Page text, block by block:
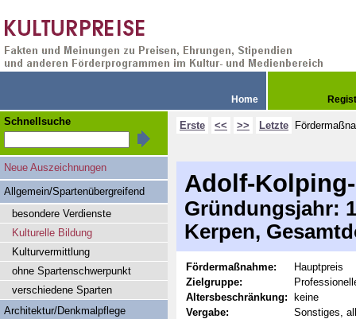
Home
Erste << >> Letzte
Adolf-
Gründungsjahr:
Kerpen,
Fördermaßnahme:
Hauptpreis
Zielgruppe:
Altersbeschränkung:
keine
Vergabe:
Sonstiges,
Schnellsuche
Neue Auszeichnungen
Allgemein/Spartenübergreifend
besondere Verdienste
Kulturelle Bildung
Kulturvermittlung
ohne Spartenschwerpunkt
verschiedene Sparten
Architektur/Denkmalpflege